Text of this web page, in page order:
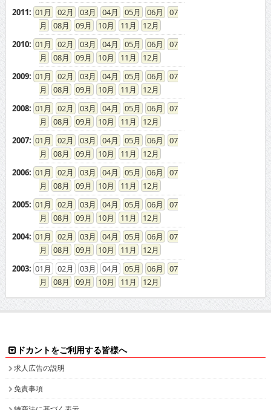
2011: 01 02 03 04 05 06
07
08
09 10 11
12
2010: 01 02 03 04 05 06
07
08
09 10 11
12
2009: 01 02 03 04 05 06
07
08
09 10 11
12
2008: 01 02 03 04 05 06
07
08
09 10 11
12
2007: 01 02 03 04 05 06
07
08
09 10 11
12
2006: 01 02 03 04 05 06
07
08
09 10 11
12
2005: 01 02 03 04 05 06
07
08
09 10 11
12
2004: 01 02 03 04 05 06
07
08
09 10 11
12
2003: 01 02 03 04 05 06
07
08
09 10 11 12
ドカントをご利用する皆様へ
求人広告の説明
免責事項